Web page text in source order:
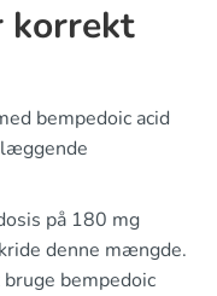
korrekt
bempedoic acid
på 180 mg
denne mængde.
bempedoic